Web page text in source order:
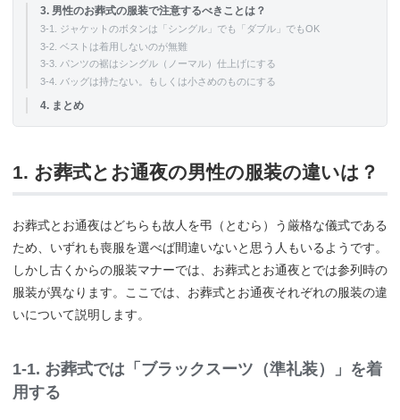
3. 男性のお葬式の服装で注意するべきことは？
3-1. ジャケットのボタンは「シングル」でも「ダブル」でもOK
3-2. ベストは着用しないのが無難
3-3. パンツの裾はシングル（ノーマル）仕上げにする
3-4. バッグは持たない。もしくは小さめのものにする
4. まとめ
1. お葬式とお通夜の男性の服装の違いは？
お葬式とお通夜はどちらも故人を弔（とむら）う厳格な儀式である
ため、いずれも喪服を選べば間違いないと思う人もいるようです。
しかし古くからの服装マナーでは、お葬式とお通夜とでは参列時の
服装が異なります。ここでは、お葬式とお通夜それぞれの服装の違
いについて説明します。
1-1. お葬式では「ブラックスーツ（準礼装）」を着
用する